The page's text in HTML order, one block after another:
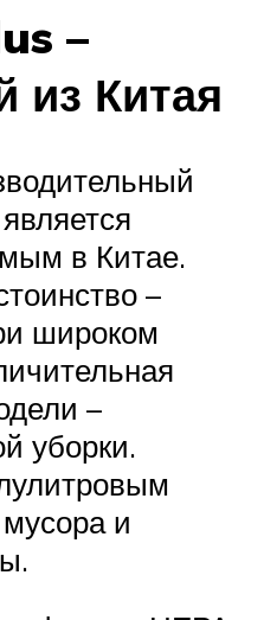
–
из Китая
в Китае.
–
широком
–
уборки.
и